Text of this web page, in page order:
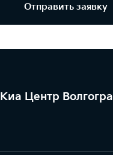
Отправить заявку
Киа Центр